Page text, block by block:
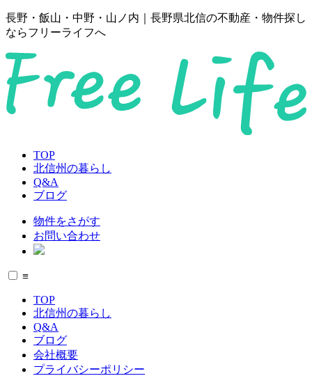
長野・飯山・中野・山ノ内｜長野県北信の不動産・物件探し
ならフリーライフへ
TOP
北信州の暮らし
Q&A
ブログ
物件をさがす
お問い合わせ
≡
TOP
北信州の暮らし
Q&A
ブログ
会社概要
プライバシーポリシー